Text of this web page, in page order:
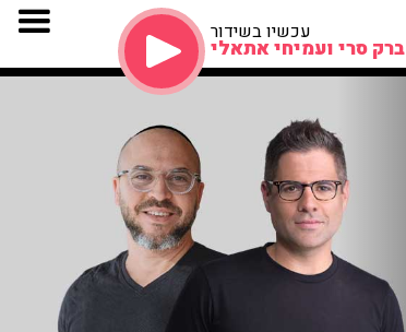
עכשיו בשידור
ברק סרי ועמיחי אתאלי